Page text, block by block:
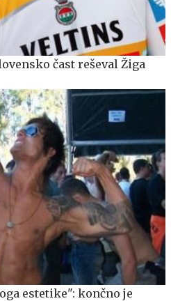
čast reševal Žiga
estetike": končno je